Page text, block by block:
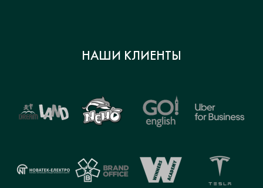
НАШИ КЛИЕНТЫ